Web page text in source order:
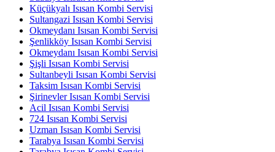
Küçükyalı Isısan Kombi Servisi
Sultangazi Isısan Kombi Servisi
Okmeydanı Isısan Kombi Servisi
Şenlikköy Isısan Kombi Servisi
Okmeydanı Isısan Kombi Servisi
Şişli Isısan Kombi Servisi
Sultanbeyli Isısan Kombi Servisi
Taksim Isısan Kombi Servisi
Şirinevler Isısan Kombi Servisi
Acil Isısan Kombi Servisi
724 Isısan Kombi Servisi
Uzman Isısan Kombi Servisi
Tarabya Isısan Kombi Servisi